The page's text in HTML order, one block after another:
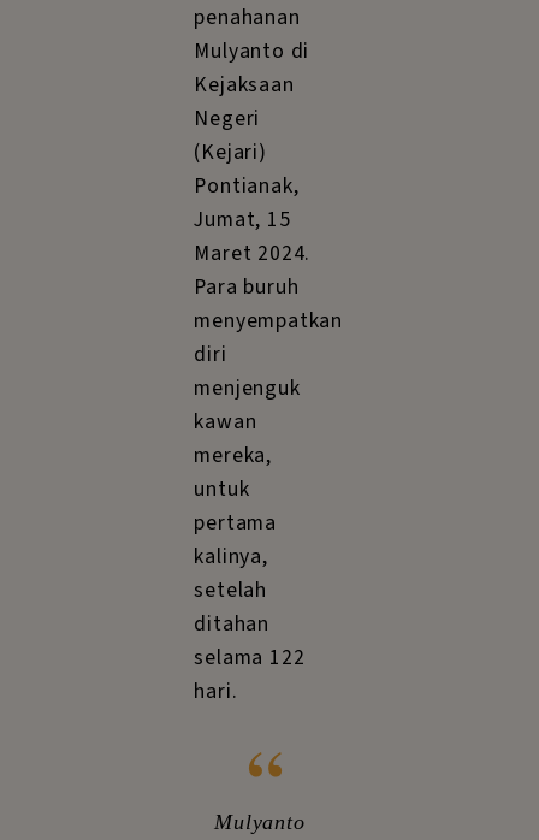
penahanan
Mulyanto di
Kejaksaan
Negeri
(Kejari)
Pontianak,
Jumat, 15
Maret 2024.
Para buruh
menyempatkan
diri
menjenguk
kawan
mereka,
untuk
pertama
kalinya,
setelah
ditahan
selama 122
hari.
“
Mulyanto